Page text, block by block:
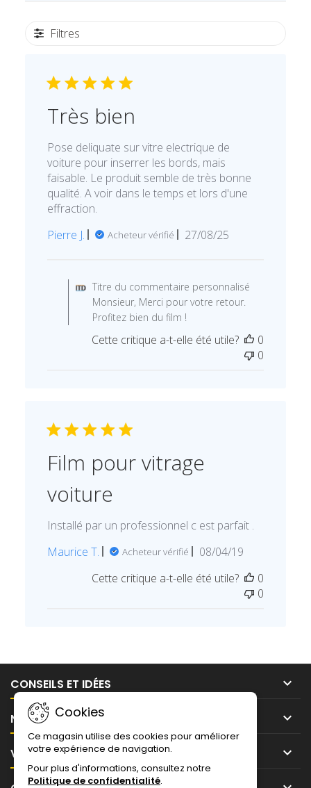
Filtres
Très bien
Pose deliquate sur vitre electrique de
voiture pour inserrer les bords, mais
faisable. Le produit semble de très bonne
qualité. A voir dans le temps et lors d'une
effraction.
Pierre J.
Acheteur vérifié
Date
27/08/25
du
propriétaire
de
boutique
du
2025
Titre du commentaire personnalisé
Monsieur, Merci pour votre retour.
Profitez bien du film !
Cette critique a-t-elle été utile?
0
0
Film pour vitrage
voiture
Installé par un professionnel c est parfait .
Maurice T.
Acheteur vérifié
Date
publication
08/04/19
Cette critique a-t-elle été utile?
0
0
CONSEILS ET IDÉES 
NOTRE SOCIÉTÉ 
VOTRE COMPTE 
Cookies
Ce magasin utilise des cookies pour améliorer
votre expérience de navigation.
Pour plus d'informations, consultez notre
Politique de confidentialité.